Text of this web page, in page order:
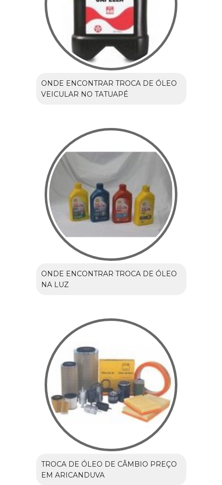
ONDE ENCONTRAR TROCA DE ÓLEO
VEICULAR NO TATUAPÉ
ONDE ENCONTRAR TROCA DE ÓLEO
NA LUZ
TROCA DE ÓLEO DE CÂMBIO PREÇO
EM ARICANDUVA